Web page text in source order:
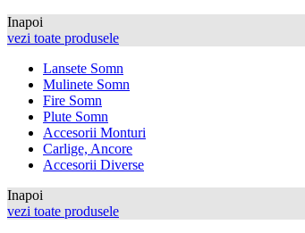
Inapoi
vezi toate produsele
Lansete Somn
Mulinete Somn
Fire Somn
Plute Somn
Accesorii Monturi
Carlige, Ancore
Accesorii Diverse
Inapoi
vezi toate produsele